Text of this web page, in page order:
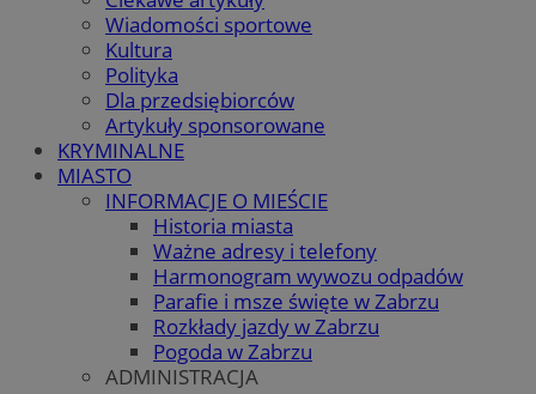
Wiadomości sportowe
Kultura
Polityka
Dla przedsiębiorców
Artykuły sponsorowane
KRYMINALNE
MIASTO
INFORMACJE O MIEŚCIE
Historia miasta
Ważne adresy i telefony
Harmonogram wywozu odpadów
Parafie i msze święte w Zabrzu
Rozkłady jazdy w Zabrzu
Pogoda w Zabrzu
ADMINISTRACJA